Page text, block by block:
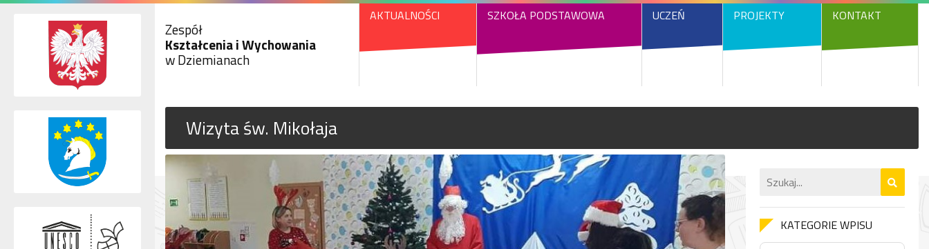
Zespół
Kształcenia i Wychowania
w Dziemianach
AKTUALNOŚCI SZKOŁA PODSTAWOWA UCZEŃ PROJEKTY KONTAKT
Wizyta św. Mikołaja
KATEGORIE WPISU